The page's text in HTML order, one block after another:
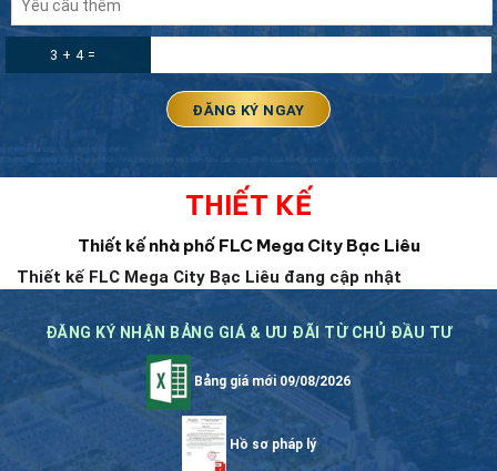
3 + 4 =
THIẾT KẾ
Thiết kế nhà phố FLC Mega City Bạc Liêu
Thiết kế FLC Mega City Bạc Liêu đang cập nhật
ĐĂNG KÝ NHẬN BẢNG GIÁ & ƯU ĐÃI TỪ CHỦ ĐẦU TƯ
Bảng giá mới 09/08/2026
Hồ sơ pháp lý